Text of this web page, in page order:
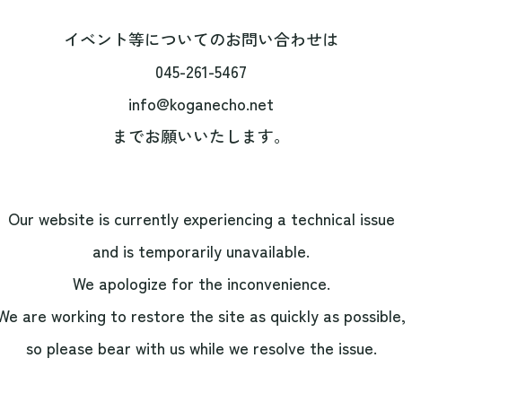
イベント等についてのお問い合わせは
045-261-5467
info@koganecho.net
までお願いいたします。
Our website is currently experiencing a technical issue
and is temporarily unavailable.
We apologize for the inconvenience.
are working to restore the site as quickly as possible,
so please bear with us while we resolve the issue.